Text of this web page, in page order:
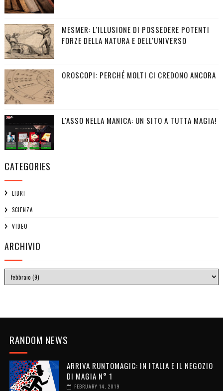
MESMER: L'ILLUSIONE DI POSSEDERE POTENTI
FORZE DELLA NATURA E DELL'UNIVERSO
OROSCOPI: PERCHÉ MOLTI CI CREDONO ANCORA
L'ASSO NELLA MANICA: UN SITO A TUTTA MAGIA!
CATEGORIES
LIBRI
SCIENZA
VIDEO
ARCHIVIO
RANDOM NEWS
ARRIVA RUNTOMAGIC: IN ITALIA E IL NEGOZIO
DI MAGIA N° 1
FEBRUARY 14, 2019